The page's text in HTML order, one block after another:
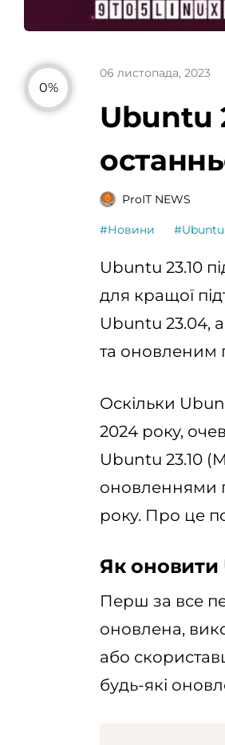
0%
06 листопада, 2023
Ubuntu
ProIT NEWS
#Новини #Ubuntu
Ubuntu 23.10
для кращої
Ubuntu 23.04,
та оновленим
Оскільки
2024 року,
Ubuntu 23.10
оновленнями
року. Про це
Як оновити
Перш за все
оновлена,
або
будь-які